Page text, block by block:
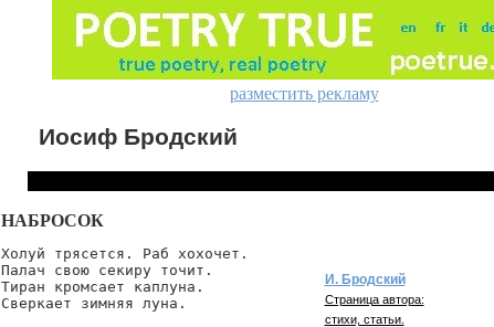
разместить рекламу
Иосиф Бродский
НАБРОСОК
Холуй трясется. Раб хохочет.
Палач свою секиру точит.
Тиран кромсает каплуна.
Сверкает зимняя луна.
И. Бродский
Страница автора:
стихи, статьи.